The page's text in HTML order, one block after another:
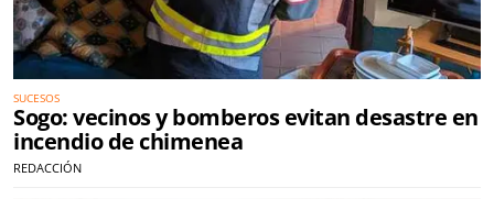
SUCESOS
Sogo: vecinos y bomberos evitan desastre en
incendio de chimenea
REDACCIÓN